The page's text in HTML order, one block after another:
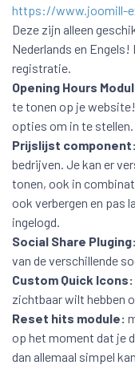
https://www.joomill-
Deze zijn alleen
Nederlands en
registratie.
Opening Hours
te tonen op je
opties om in te stellen.
Prijslijst component:
bedrijven. Je kan er
tonen, ook in
ook verbergen en pas
ingelogd.
Social Share Pluging:
van de verschillende
Custom Quick Icons:
zichtbaar wilt hebben
Reset hits module:
op het moment dat je
dan allemaal simpel